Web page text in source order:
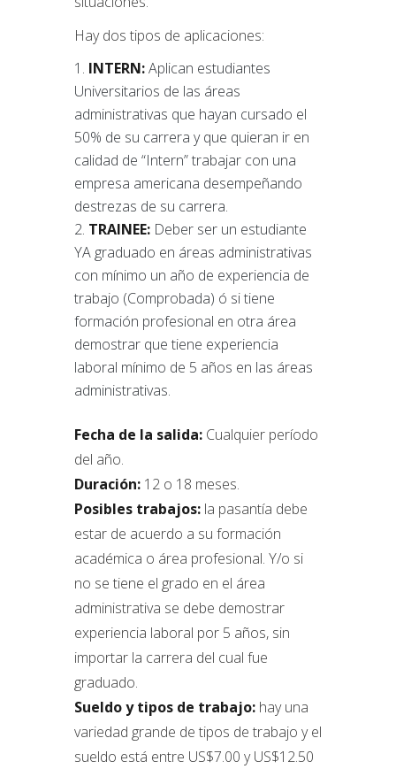
Hay dos tipos de aplicaciones:
INTERN:Aplican estudiantes
Universitarios de las áreas
administrativas que hayan cursado el
50% de su carrera y que quieran ir en
calidad de “Intern” trabajar con una
empresa americana desempeñando
destrezas de su carrera.
TRAINEE: Deber ser un estudiante
YA graduado en áreas administrativas
con mínimo un año de experiencia de
trabajo (Comprobada) ó si tiene
formación profesional en otra área
demostrar que tiene experiencia
laboral mínimo de 5 años en las áreas
administrativas.
Fecha de la salida: Cualquier período
del año.
Duración: 12 o 18 meses.
Posibles trabajos: la pasantía debe
estar de acuerdo a su formación
académica o área profesional. Y/o si
no se tiene el grado en el área
administrativa se debe demostrar
experiencia laboral por 5 años, sin
importar la carrera del cual fue
graduado.
Sueldo y tipos de trabajo: hay una
variedad grande de tipos de trabajo y el
sueldo está entre US$7.00 y US$12.50